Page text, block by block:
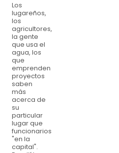
Los
lugareños,
los
agricultores,
la gente
que usa el
agua, los
que
emprenden
proyectos
saben
más
acerca de
su
particular
lugar que
funcionarios
"en la
capital".